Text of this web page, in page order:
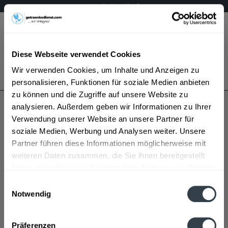
Diese Webseite verwendet Cookies
Wir verwenden Cookies, um Inhalte und Anzeigen zu
personalisieren, Funktionen für soziale Medien anbieten
zu können und die Zugriffe auf unsere Website zu
analysieren. Außerdem geben wir Informationen zu Ihrer
Verwendung unserer Website an unsere Partner für
soziale Medien, Werbung und Analysen weiter. Unsere
Partner führen diese Informationen möglicherweise mit
weiteren Daten zusammen, die Sie ihnen bereitgestellt
Notwendig
Präferenzen
Mo – Fr 9 – 17 Uhr
Menü
Bestellung widerrufen
Es gilt unsere Datenschutzerklärung
Acqua Levico
Acqua Levico wird in den folgenden Regionen,
Städten, Orten und Postleitzahl-Gebieten geliefert